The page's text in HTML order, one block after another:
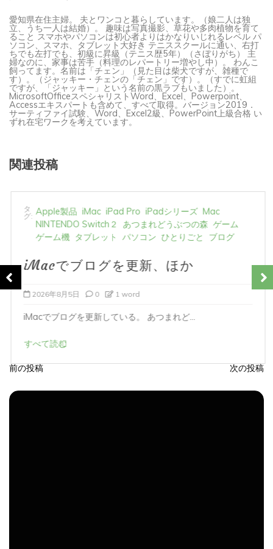
愛知県在住主婦。 夫とワンコと暮らしています。（娘二人は独
立、うち一人は結婚）。 趣味は写真撮影、草花や多肉植物を育て
ること スマホやパソコンは初心者よりはかなりいじれるレベル パ
ソコン、スマホ、タブレット大好き テニススクールに通い、右打
ちでも左打でも、初級に昇級（テニス歴5年）（さぼりがち） 主
婦なのに、家事は苦手（料理のレパートリー増やし中）。 わんこ
飼ってます。名前は「チェン」（見た目は柴犬ですが、雑種で
す）。（ジャッキー・チェンの「チェン」です）。（すでに虹組
ですが、「ジャッキー」という名前の黒ラブもいました）。
MicrosoftOfficeスペシャリストWord、Excel、Powerpoint、
Accessエキスパートも含めて、すべて取得。バージョン2019．
サーティファイ試験、Word、Excel2級、PowerPoint上級合格 い
ずれ在宅ワークを考えています。
関連投稿
タ
グ: Apple製品 iMac iPad Pro iPadシリーズ
Mac
NINTENDO Switch２
あつまれどうぶつの森
ゲーム
ゲーム機
タブレット パソコン ひとりごと ブログ
iMacでブログを更新、ほか
2026年8月5日 0 1 word
iMacでブログを更新している。 あつまれど...
すべて読む
投
稿
前の投稿 次の投稿